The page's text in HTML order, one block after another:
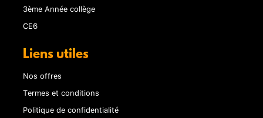
3ème Année collège
CE6
Liens utiles
Nos offres
Termes et conditions
Politique de confidentialité